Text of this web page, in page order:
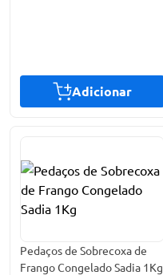
Adicionar
Pedaços de Sobrecoxa de
Frango Congelado Sadia 1Kg